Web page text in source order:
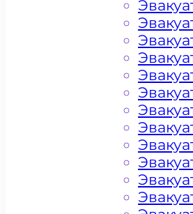
Цена от
+ 100 РУБЛЕЙ